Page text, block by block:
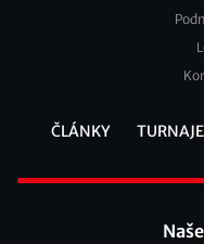
ČLÁNKY TURNAJE